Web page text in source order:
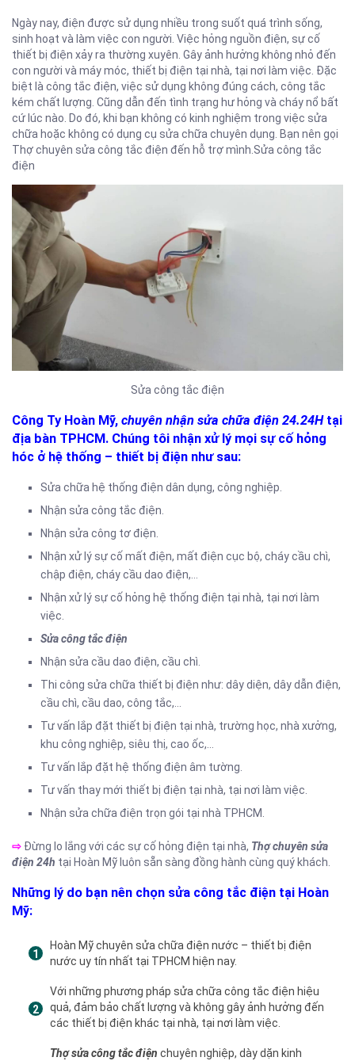
Ngày nay, điện được sử dụng nhiều trong suốt quá trình sống,
sinh hoạt và làm việc con người. Việc hỏng nguồn điện, sự cố
thiết bị điện xảy ra thường xuyên. Gây ảnh hưởng không nhỏ đến
con người và máy móc, thiết bị điện tại nhà, tại nơi làm việc. Đặc
biệt là công tắc điện, việc sử dụng không đúng cách, công tắc
kém chất lượng. Cũng dẫn đến tình trạng hư hỏng và cháy nổ bất
cứ lúc nào. Do đó, khi bạn không có kinh nghiệm trong việc sửa
chữa hoặc không có dụng cụ sửa chữa chuyên dụng. Bạn nên gọi
Thợ chuyên sửa công tắc điện đến hỗ trợ mình.Sửa công tắc
điện
Sửa công tắc điện
Công Ty Hoàn Mỹ, chuyên nhận sửa chữa điện 24.24Htại
địa bàn TPHCM. Chúng tôi nhận xử lý mọi sự cố hỏng
hóc ở hệ thống – thiết bị điện như sau:
Sửa chữa hệ thống điện dân dụng, công nghiệp.
Nhận sửa công tắc điện.
Nhận sửa công tơ điện.
Nhận xử lý sự cố mất điện, mất điện cục bộ, cháy cầu chì,
chập điện, cháy cầu dao điện,…
Nhận xử lý sự cố hỏng hệ thống điện tại nhà, tại nơi làm
việc.
Sửa công tắc điện
Nhận sửa cầu dao điện, cầu chì.
Thi công sửa chữa thiết bị điện như: dây diện, dây dẫn điện,
cầu chì, cầu dao, công tắc,…
Tư vấn lắp đặt thiết bị điện tại nhà, trường học, nhà xưởng,
khu công nghiệp, siêu thị, cao ốc,…
Tư vấn lắp đặt hệ thống điện âm tường.
Tư vấn thay mới thiết bị điện tại nhà, tại nơi làm việc.
Nhận sửa chữa điện trọn gói tại nhà TPHCM.
⇨ Đừng lo lắng với các sự cố hỏng điện tại nhà, Thợ chuyên sửa
điện 24h tại Hoàn Mỹ luôn sẵn sàng đồng hành cùng quý khách.
Những lý do bạn nên chọn sửa công tắc điện tại Hoàn
Mỹ:
Hoàn Mỹ chuyên sửa chữa điện nước – thiết bị điện
nước uy tín nhất tại TPHCM hiện nay.
Với những phương pháp sửa chữa công tắc điện hiệu
quả, đảm bảo chất lượng và không gây ảnh hưởng đến
các thiết bị điện khác tại nhà, tại nơi làm việc.
Thợ sửa công tắc điện chuyên nghiệp, dày dặn kinh